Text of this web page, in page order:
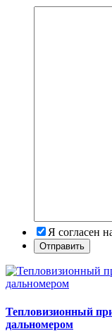
Я согласен
Тепловизионный
дальномером